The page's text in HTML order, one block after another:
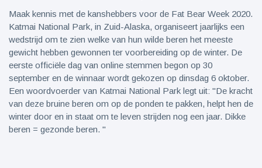
Maak kennis met de kanshebbers voor de Fat Bear Week 2020.
Katmai National Park, in Zuid-Alaska, organiseert jaarlijks een
wedstrijd om te zien welke van hun wilde beren het meeste
gewicht hebben gewonnen ter voorbereiding op de winter. De
eerste officiële dag van online stemmen begon op 30
september en de winnaar wordt gekozen op dinsdag 6 oktober.
Een woordvoerder van Katmai National Park legt uit: "De kracht
van deze bruine beren om op de ponden te pakken, helpt hen de
winter door en in staat om te leven strijden nog een jaar. Dikke
beren = gezonde beren. "